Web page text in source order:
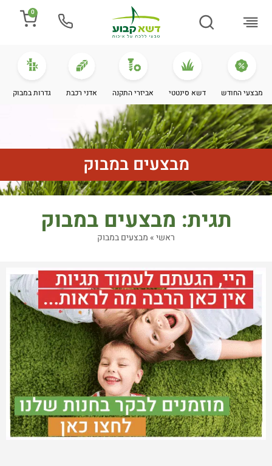
0
מבצעי החודש דשא סינטטי אביזרי התקנה אדני רכבת גדרות במבוק
מבצעים במבוק
תגית: מבצעים במבוק
ראשי»מבצעים במבוק